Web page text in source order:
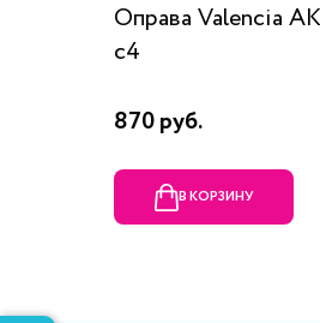
Оправа Valencia
c4
870 руб.
В КОРЗИНУ